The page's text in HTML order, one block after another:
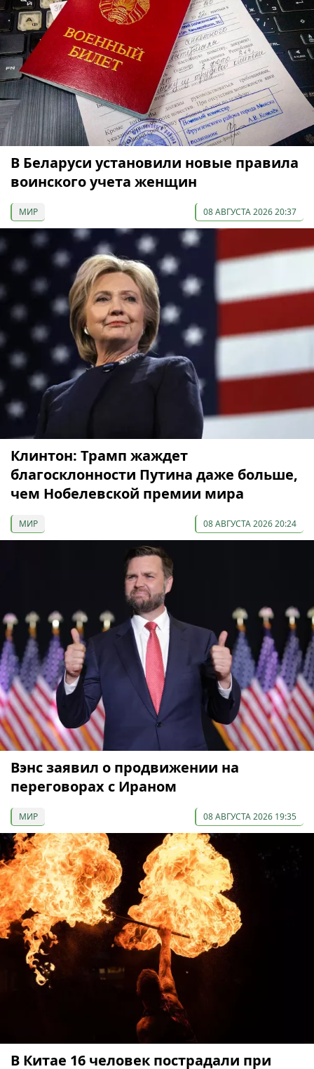
В Беларуси установили новые правила
воинского учета женщин
МИР 08 АВГУСТА 2026 20:37
Клинтон: Трамп жаждет
благосклонности Путина даже больше,
чем Нобелевской премии мира
МИР 08 АВГУСТА 2026 20:24
Вэнс заявил о продвижении на
переговорах с Ираном
МИР 08 АВГУСТА 2026 19:35
В Китае 16 человек пострадали при